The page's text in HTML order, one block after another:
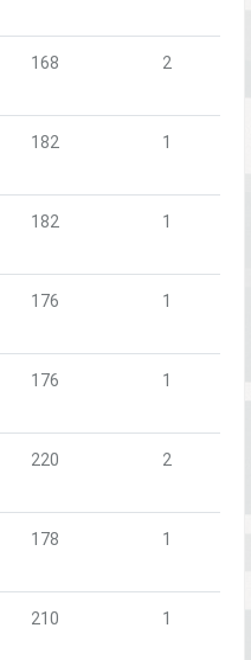
168 2
182 1
182 1
176 1
176 1
220 2
178 1
210 1